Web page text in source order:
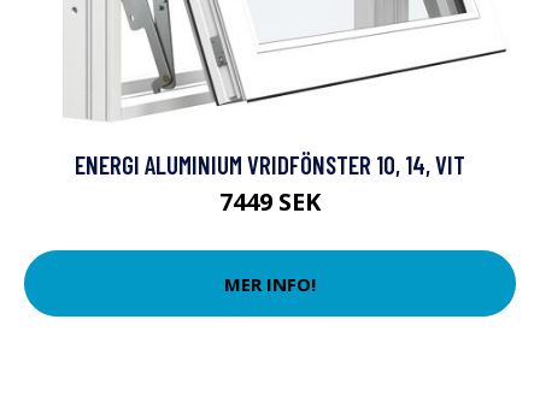
ENERGI ALUMINIUM VRIDFÖNSTER 10, 14, VIT
7449 SEK
MER INFO!